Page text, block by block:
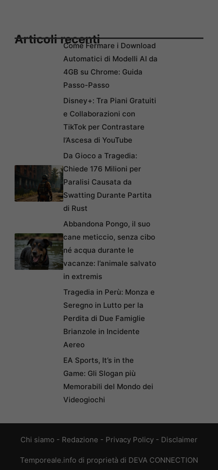
Articoli recentiCome Fermare i Download
Automatici di Modelli AI da
4GB su Chrome: Guida
Passo-Passo
Disney+: Tra Piani Gratuiti
e Collaborazioni con
TikTok per Contrastare
l’Ascesa di YouTube
Da Gioco a Tragedia:
Chiede 176 Milioni per
Paralisi Causata da
Swatting Durante Partita
di Rust
Abbandona Pongo, il suo
cane meticcio, senza cibo
né acqua durante le
vacanze: l’animale salvato
in extremis
Tragedia in Perù: Monza e
Seregno in Lutto per la
Perdita di Due Famiglie
Brianzole in Incidente
Aereo
EA Sports, It’s in the
Game: Gli Slogan più
Memorabili del Mondo dei
Videogiochi
Chi siamo - Redazione - Privacy Policy - Disclaimer
Temporeale.info di proprietà di DEVA CONNECTION